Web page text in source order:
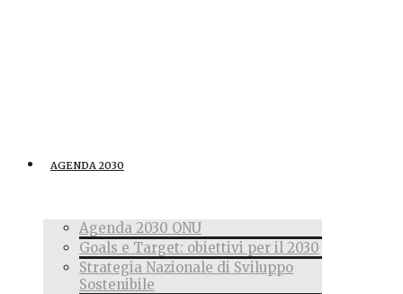
AGENDA 2030
Agenda 2030 ONU
Goals e Target: obiettivi per il 2030
Strategia Nazionale di Sviluppo
Sostenibile